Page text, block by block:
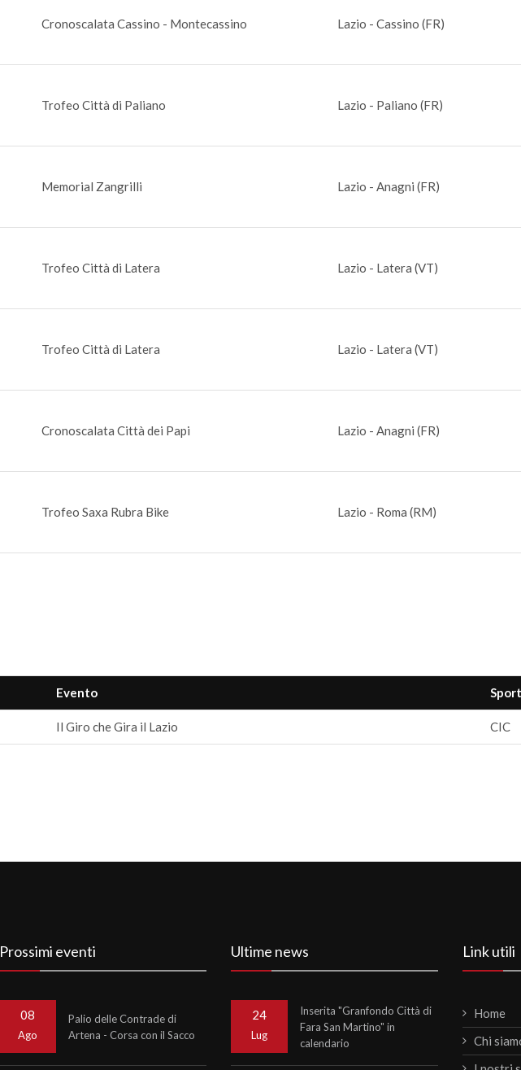
Cronoscalata Cassino - Montecassino Lazio - Cassino (FR)
Trofeo Città di Paliano Lazio - Paliano (FR)
Memorial Zangrilli Lazio - Anagni (FR)
Trofeo Città di Latera Lazio - Latera (VT)
Trofeo Città di Latera Lazio - Latera (VT)
Cronoscalata Città dei Papi Lazio - Anagni (FR)
Trofeo Saxa Rubra Bike Lazio - Roma (RM)
Evento Sport
Il Giro che Gira il Lazio CIC
Prossimi eventi
08
Ago
Palio delle Contrade di
Artena - Corsa con il Sacco
Ultime news
24
Lug
Inserita "Granfondo Città di
Fara San Martino" in
calendario
Link utili
Home
Chi